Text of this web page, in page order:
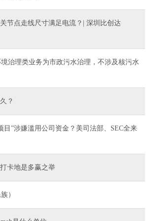
节点走线尺寸满足电流？| 深圳比创达
治理类业务为市政污水治理，不涉及核污水
？
目”涉嫌滥用公司资金？美司法部、SEC全来
卡地是多赢之举
）